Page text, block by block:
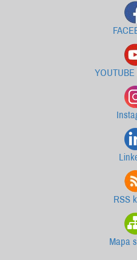
RSS
Mapa